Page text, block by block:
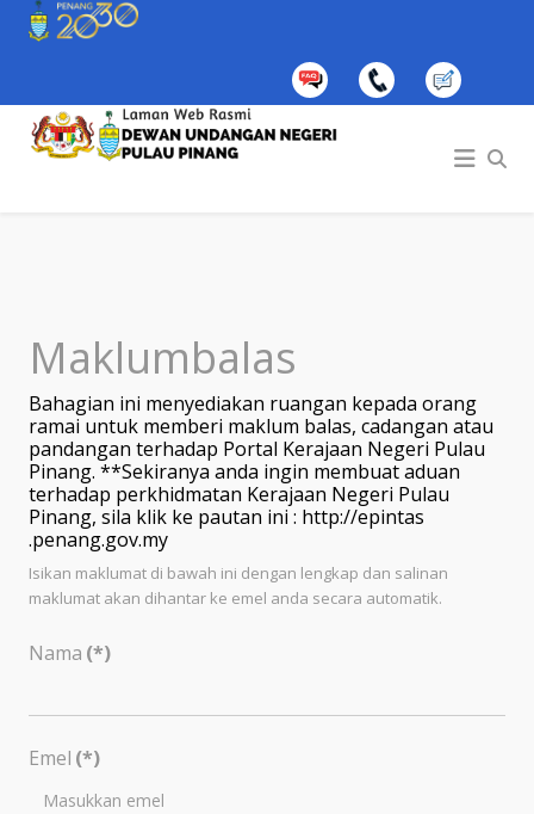
Maklumbalas
Bahagian ini menyediakan ruangan kepada orang
ramai untuk memberi maklum balas, cadangan atau
pandangan terhadap Portal Kerajaan Negeri Pulau
Pinang. **Sekiranya anda ingin membuat aduan
terhadap perkhidmatan Kerajaan Negeri Pulau
Pinang, sila klik ke pautan ini : http://epintas
.penang.gov.my
Isikan maklumat di bawah ini dengan lengkap dan salinan
maklumat akan dihantar ke emel anda secara automatik.
Nama (*)
Emel (*)